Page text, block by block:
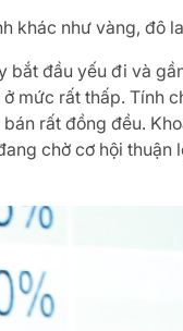
khác như vàng, đô
bắt đầu yếu đi và
mức rất thấp. Tính
rất đồng đều.
chờ cơ hội thuận